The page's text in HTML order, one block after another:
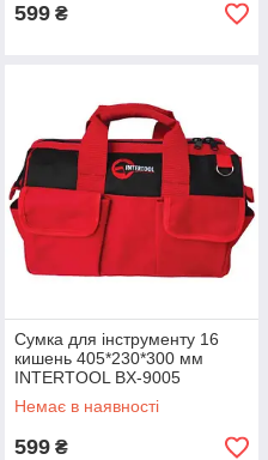
599 ₴
Сумка для інструменту 16
кишень 405*230*300 мм
INTERTOOL BX-9005
Немає в наявності
599 ₴